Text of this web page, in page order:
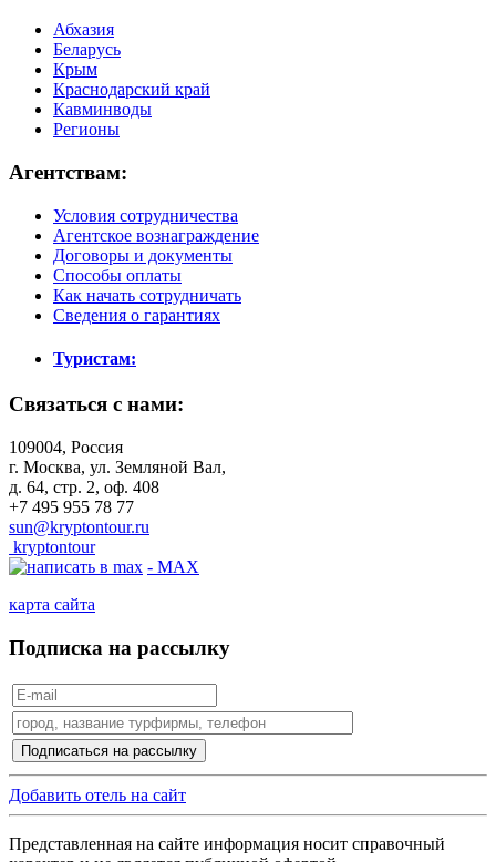
Абхазия
Беларусь
Крым
Краснодарский край
Кавминводы
Регионы
Агентствам:
Условия сотрудничества
Агентское вознаграждение
Договоры и документы
Способы оплаты
Как начать сотрудничать
Сведения о гарантиях
Туристам:
Связаться с нами:
109004, Россия
г. Москва, ул. Земляной Вал,
д. 64, стр. 2, оф. 408
+7 495 955 78 77
sun@kryptontour.ru
kryptontour
- MAX
карта сайта
Подписка на рассылку
Добавить отель на сайт
Представленная на сайте информация носит справочный